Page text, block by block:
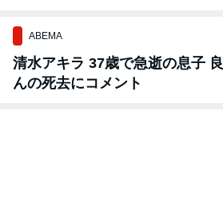
ABEMA
清水アキラ 37歳で急逝の息子
んの死去にコメント